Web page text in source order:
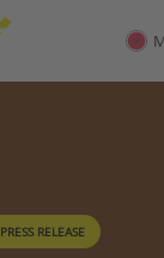
PRESS RELEASE